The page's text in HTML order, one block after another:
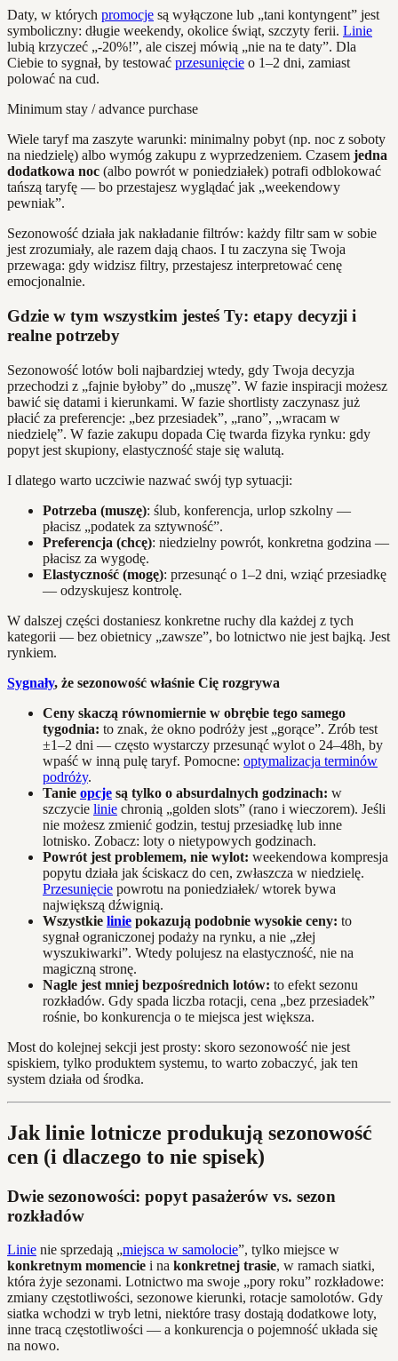
Daty, w których promocje są wyłączone lub „tani kontyngent” jest
symboliczny: długie weekendy, okolice świąt, szczyty ferii. Linie
lubią krzyczeć „-20%!”, ale ciszej mówią „nie na te daty”. Dla
Ciebie to sygnał, by testować przesunięcie o 1–2 dni, zamiast
polować na cud.
Minimum stay / advance purchase
Wiele taryf ma zaszyte warunki: minimalny pobyt (np. noc z soboty
na niedzielę) albo wymóg zakupu z wyprzedzeniem. Czasem jedna
dodatkowa noc (albo powrót w poniedziałek) potrafi odblokować
tańszą taryfę — bo przestajesz wyglądać jak „weekendowy
pewniak”.
Sezonowość działa jak nakładanie filtrów: każdy filtr sam w sobie
jest zrozumiały, ale razem dają chaos. I tu zaczyna się Twoja
przewaga: gdy widzisz filtry, przestajesz interpretować cenę
emocjonalnie.
Gdzie w tym wszystkim jesteś Ty: etapy decyzji i
realne potrzeby
Sezonowość lotów boli najbardziej wtedy, gdy Twoja decyzja
przechodzi z „fajnie byłoby” do „muszę”. W fazie inspiracji możesz
bawić się datami i kierunkami. W fazie shortlisty zaczynasz już
płacić za preferencje: „bez przesiadek”, „rano”, „wracam w
niedzielę”. W fazie zakupu dopada Cię twarda fizyka rynku: gdy
popyt jest skupiony, elastyczność staje się walutą.
I dlatego warto uczciwie nazwać swój typ sytuacji:
Potrzeba (muszę): ślub, konferencja, urlop szkolny —
płacisz „podatek za sztywność”.
Preferencja (chcę): niedzielny powrót, konkretna godzina —
płacisz za wygodę.
Elastyczność (mogę): przesunąć o 1–2 dni, wziąć przesiadkę
— odzyskujesz kontrolę.
W dalszej części dostaniesz konkretne ruchy dla każdej z tych
kategorii — bez obietnicy „zawsze”, bo lotnictwo nie jest bajką. Jest
rynkiem.
Sygnały, że sezonowość właśnie Cię rozgrywa
Ceny skaczą równomiernie w obrębie tego samego
tygodnia: to znak, że okno podróży jest „gorące”. Zrób test
±1–2 dni — często wystarczy przesunąć wylot o 24–48h, by
wpaść w inną pulę taryf. Pomocne: optymalizacja terminów
podróży.
Tanie opcje są tylko o absurdalnych godzinach: w
szczycie linie chronią „golden slots” (rano i wieczorem). Jeśli
nie możesz zmienić godzin, testuj przesiadkę lub inne
lotnisko. Zobacz: loty o nietypowych godzinach.
Powrót jest problemem, nie wylot: weekendowa kompresja
popytu działa jak ściskacz do cen, zwłaszcza w niedzielę.
Przesunięcie powrotu na poniedziałek/ wtorek bywa
największą dźwignią.
Wszystkie linie pokazują podobnie wysokie ceny: to
sygnał ograniczonej podaży na rynku, a nie „złej
wyszukiwarki”. Wtedy polujesz na elastyczność, nie na
magiczną stronę.
Nagle jest mniej bezpośrednich lotów: to efekt sezonu
rozkładów. Gdy spada liczba rotacji, cena „bez przesiadek”
rośnie, bo konkurencja o te miejsca jest większa.
Most do kolejnej sekcji jest prosty: skoro sezonowość nie jest
spiskiem, tylko produktem systemu, to warto zobaczyć, jak ten
system działa od środka.
Jak linie lotnicze produkują sezonowość
cen (i dlaczego to nie spisek)
Dwie sezonowości: popyt pasażerów vs. sezon
rozkładów
Linie nie sprzedają „miejsca w samolocie”, tylko miejsce w
konkretnym momencie i na konkretnej trasie, w ramach siatki,
która żyje sezonami. Lotnictwo ma swoje „pory roku” rozkładowe:
zmiany częstotliwości, sezonowe kierunki, rotacje samolotów. Gdy
siatka wchodzi w tryb letni, niektóre trasy dostają dodatkowe loty,
inne tracą częstotliwości — a konkurencja o pojemność układa się
na nowo.